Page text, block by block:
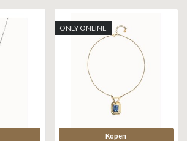
| SS25
€ 50
€ 100
€ 100
ONLY ONLINE
Kopen